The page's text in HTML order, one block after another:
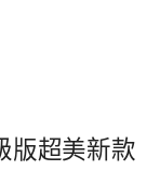
版超美新款